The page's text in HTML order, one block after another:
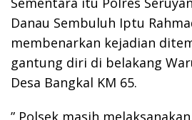
Danau Sembuluh Iptu
membenarkan kejadian
gantung diri di belakang
Desa Bangkal KM 65.